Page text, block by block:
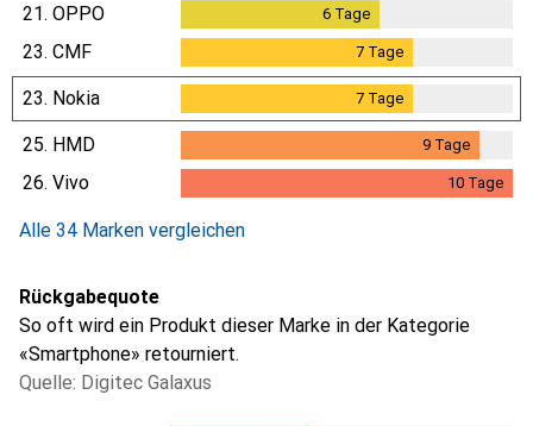
21. OPPO 6 Tage
23. CMF 7 Tage
23. Nokia 7 Tage
25. HMD 9 Tage
9Tage
26. Vivo 10 Tage
Alle 34 Marken vergleichen
Rückgabequote
So oft wird ein Produkt dieser Marke in der Kategorie
«Smartphone» retourniert.
Quelle: Digitec Galaxus